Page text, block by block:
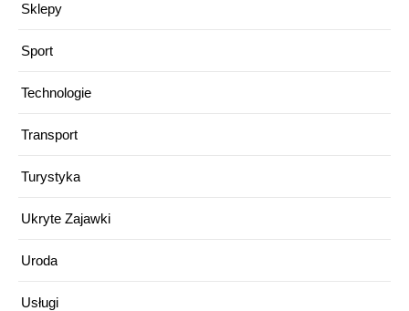
Sklepy
Sport
Technologie
Transport
Turystyka
Ukryte Zajawki
Uroda
Usługi